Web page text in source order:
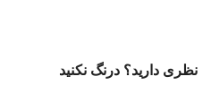
نظری دارید؟ درنگ نکنید